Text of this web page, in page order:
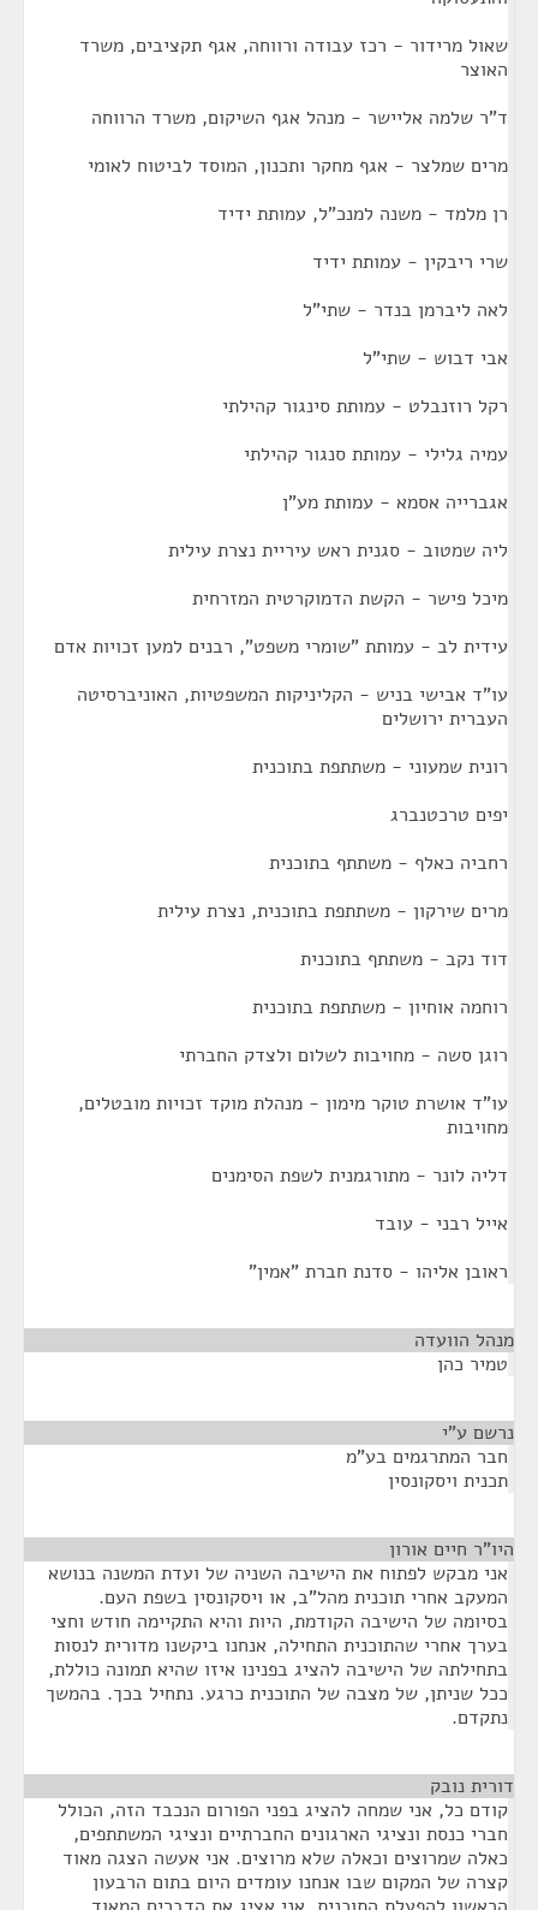
שאול מרידור - רכז עבודה ורווחה, אגף תקציבים, משרד
האוצר
ד"ר שלמה אליישר - מנהל אגף השיקום, משרד הרווחה
מרים שמלצר - אגף מחקר ותכנון, המוסד לביטוח לאומי
רן מלמד - משנה למנכ"ל, עמותת ידיד
שרי ריבקין - עמותת ידיד
לאה ליברמן בנדר - שתי"ל
אבי דבוש - שתי"ל
רקל רוזנבלט - עמותת סינגור קהילתי
עמיה גלילי - עמותת סנגור קהילתי
אגברייה אסמא - עמותת מע"ן
ליה שמטוב - סגנית ראש עיריית נצרת עילית
מיכל פישר - הקשת הדמוקרטית המזרחית
עידית לב - עמותת "שומרי משפט", רבנים למען זכויות אדם
עו"ד אבישי בניש - הקליניקות המשפטיות, האוניברסיטה
העברית ירושלים
רונית שמעוני - משתתפת בתוכנית
יפים טרכטנברג
רחביה כאלף - משתתף בתוכנית
מרים שירקון - משתתפת בתוכנית, נצרת עילית
דוד נקב - משתתף בתוכנית
רוחמה אוחיון - משתתפת בתוכנית
רוגן סשה - מחויבות לשלום ולצדק החברתי
עו"ד אושרת טוקר מימון - מנהלת מוקד זכויות מובטלים,
מחויבות
דליה לונר - מתורגמנית לשפת הסימנים
אייל רבני - עובד
ראובן אליהו - סדנת חברת "אמין"
מנהל הוועדה
טמיר כהן
נרשם ע"י
חבר המתרגמים בע"מ
תכנית ויסקונסין
היו"ר חיים אורון
אני מבקש לפתוח את הישיבה השניה של ועדת המשנה בנושא
המעקב אחרי תוכנית מהל"ב, או ויסקונסין בשפת העם.
בסיומה של הישיבה הקודמת, היות והיא התקיימה חודש וחצי
בערך אחרי שהתוכנית התחילה, אנחנו ביקשנו מדורית לנסות
בתחילתה של הישיבה להציג בפנינו איזו שהיא תמונה כוללת,
ככל שניתן, של מצבה של התוכנית כרגע. נתחיל בכך. בהמשך
נתקדם.
דורית נובק
קודם כל, אני שמחה להציג בפני הפורום הנכבד הזה, הכולל
חברי כנסת ונציגי הארגונים החברתיים ונציגי המשתתפים,
כאלה שמרוצים וכאלה שלא מרוצים. אני אעשה הצגה מאוד
קצרה של המקום שבו אנחנו עומדים היום בתום הרבעון